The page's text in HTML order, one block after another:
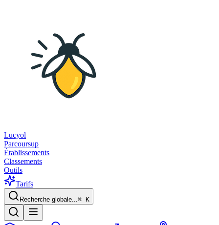
Lucyol
Parcoursup
Établissements
Classements
Outils
Tarifs
Recherche globale...⌘ K